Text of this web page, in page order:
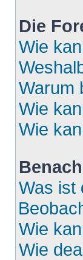
Die
Wie
Warum
Wie
Wie
Was ist
Wie
Wie